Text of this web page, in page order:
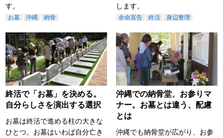
す。
お墓 沖縄 納骨
します。
余命宣告 終活 身辺整理
終活で「お墓」を決める。
自分らしさを演出する選択
お墓は終活で進める柱の大きな
ひとつ。お墓はいわば自分亡き
沖縄での納骨堂、お参りマ
ナー。お墓とは違う、配慮
とは
沖縄でも納骨堂が広がり、お参